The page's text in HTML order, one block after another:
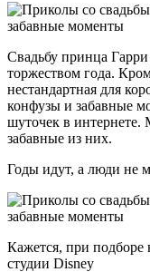
Свадьбу принца
торжеством года.
нестандартная для
конфузы и забавные
шуточек в
забавные из них.
Годы идут, а люди не
Кажется, при подборе
студии Disney